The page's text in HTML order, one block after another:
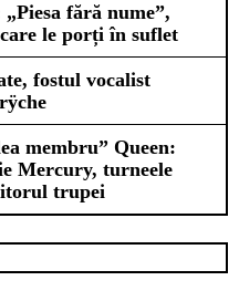
fără nume”,
le porți în suflet
fostul vocalist
membru” Queen:
Mercury, turneele
trupei